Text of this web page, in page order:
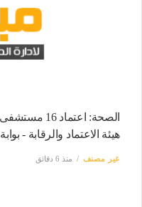
الصحة:
هيئة الاعتماد والرقابة -
غير مصنف منذ 6 دقائق